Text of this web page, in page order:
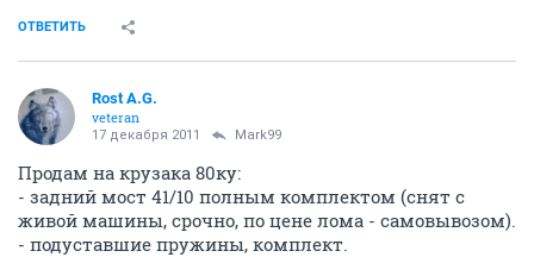
ОТВЕТИТЬ
Rost A.G.
veteran
17 декабря 2011 Mark99
Продам на крузака 80ку:
- задний мост 41/10 полным комплектом (снят с
живой машины, срочно, по цене лома - самовывозом).
- подуставшие пружины, комплект.